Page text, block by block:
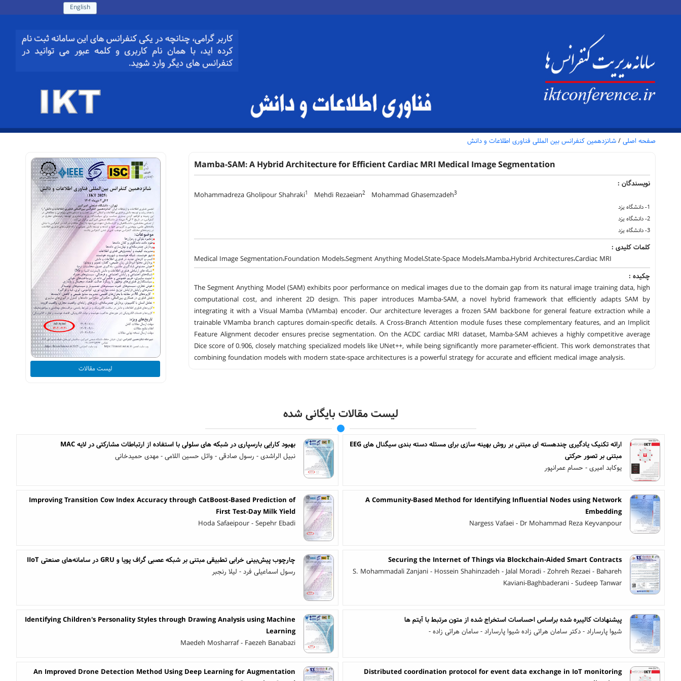
English
صفحه اصلی / شانزدهمین کنفرانس بین المللی فناوری اطلاعات و دانش
Mamba-SAM: A Hybrid Architecture for Efficient Cardiac MRI Medical Image Segmentation
نویسندگان :
Mohammadreza Gholipour Shahraki1 Mehdi Rezaeian2 Mohammad Ghasemzadeh3
1- دانشگاه یزد
2- دانشگاه یزد
3- دانشگاه یزد
کلمات کلیدی :
Medical Image Segmentation،Foundation Models،Segment Anything Model،State-Space Models،Mamba،Hybrid Architectures،Cardiac MRI
چکیده :
The Segment Anything Model (SAM) exhibits poor performance on medical images due to the domain gap from its natural image training data, high
computational cost, and inherent 2D design. This paper introduces Mamba-SAM, a novel hybrid framework that efficiently adapts SAM by
integrating it with a Visual Mamba (VMamba) encoder. Our architecture leverages a frozen SAM backbone for general feature extraction while a
trainable VMamba branch captures domain-specific details. A Cross-Branch Attention module fuses these complementary features, and an Implicit
Feature Alignment decoder ensures precise segmentation. On the ACDC cardiac MRI dataset, Mamba-SAM achieves a highly competitive average
Dice score of 0.906, closely matching specialized models like UNet++, while being significantly more parameter-efficient. This work demonstrates that
combining foundation models with modern state-space architectures is a powerful strategy for accurate and efficient medical image analysis.
لیست مقالات
لیست مقالات بایگانی شده
ارائه تکنیک یادگیری چندهسته ای مبتنی بر روش بهینه سازی برای مسئله دسته بندی سیگنال های EEG
مبتنی بر تصور حرکتی
یوکابد امیری - حسام عمرانپور
بهبود کارایی بارسپاری در شبکه های سلولی با استفاده از ارتباطات مشارکتی در لایه MAC
نبیل الراشدی - رسول صادقی - وائل حسین اللامی - مهدی حمیدخانی
A Community-Based Method for Identifying Influential Nodes using Network
Embedding
Nargess Vafaei - Dr Mohammad Reza Keyvanpour
Improving Transition Cow Index Accuracy through CatBoost-Based Prediction of
First Test-Day Milk Yield
Hoda Safaeipour - Sepehr Ebadi
Securing the Internet of Things via Blockchain-Aided Smart Contracts
S. Mohammadali Zanjani - Hossein Shahinzadeh - Jalal Moradi - Zohreh Rezaei - Bahareh
Kaviani-Baghbaderani - Sudeep Tanwar
چارچوب پیش‌بینی خرابی تطبیقی مبتنی بر شبکه عصبی گراف پویا و GRU در سامانه‌های صنعتی IIoT
رسول اسماعیلی فرد - لیلا رنجبر
پیشنهادات کالیبره شده براساس احساسات استخراج شده از متون مرتبط با آیتم ها
شیوا پارساراد - دکتر سامان هراتی زاده شیوا پارساراد - سامان هراتی زاده -
Identifying Children's Personality Styles through Drawing Analysis using Machine
Learning
Maedeh Mosharraf - Faezeh Banabazi
Distributed coordination protocol for event data exchange in IoT monitoring
An Improved Drone Detection Method Using Deep Learning for Augmentation